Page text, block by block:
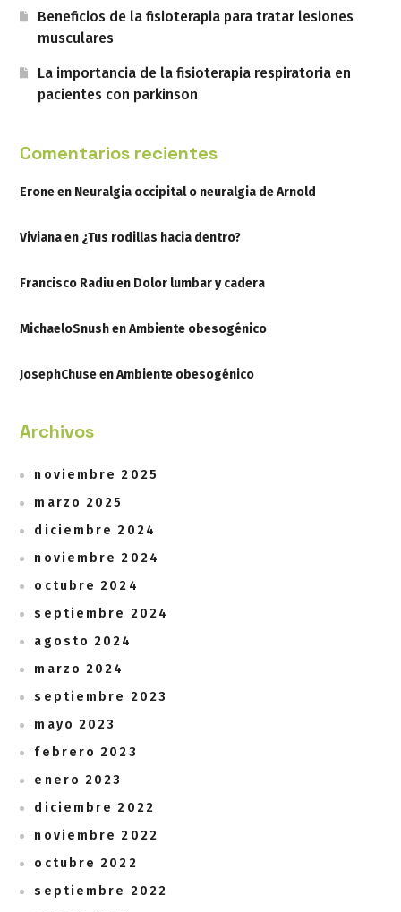
Beneficios de la fisioterapia para tratar lesiones
musculares
La importancia de la fisioterapia respiratoria en
pacientes con parkinson
Comentarios recientes
Eroneen Neuralgia occipital o neuralgia de Arnold
Vivianaen ¿Tus rodillas hacia dentro?
Francisco Radiuen Dolor lumbar y cadera
MichaeloSnushenAmbiente obesogénico
JosephChuseenAmbiente obesogénico
Archivos
noviembre 2025
marzo 2025
diciembre 2024
noviembre 2024
octubre 2024
septiembre 2024
agosto 2024
marzo 2024
septiembre 2023
mayo 2023
febrero 2023
enero 2023
diciembre 2022
noviembre 2022
octubre 2022
septiembre 2022